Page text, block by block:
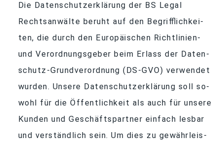
Die Da­ten­schutz­er­klä­rung der BS Le­gal
Rechts­an­wälte be­ruht auf den Be­griff­lich­kei­
ten, die durch den Eu­ro­päi­schen Richt­li­nien-
und Ver­ord­nungs­ge­ber beim Er­lass der Da­ten­
schutz-Grund­ver­ord­nung (DS-GVO) ver­wen­det
wur­den. Un­sere Da­ten­schutz­er­klä­rung soll so­
wohl für die Öf­fent­lich­keit als auch für un­sere
Kun­den und Ge­schäfts­part­ner ein­fach les­bar
und ver­ständ­lich sein. Um dies zu ge­währ­leis­